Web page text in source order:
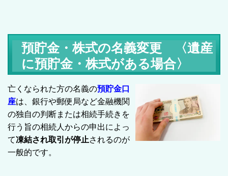
預貯金・株式の名義変更 〈遺産
に預貯金・株式がある場合〉
亡くなられた方の名義の預貯金口
座は、銀行や郵便局など金融機関
の独自の判断または相続手続きを
行う旨の相続人からの申出によっ
て凍結され取引が停止されるのが
一般的です。